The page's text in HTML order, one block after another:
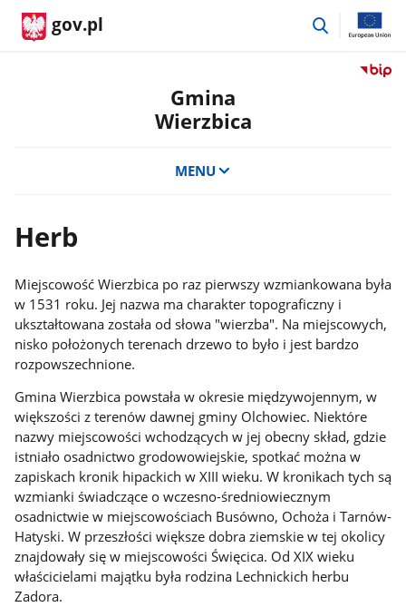
gov.pl
przejdź
Przejdź
Gmina
Wierzbica
MENU
Herb
Miejscowość Wierzbica po raz pierwszy wzmiankowana była
w 1531 roku. Jej nazwa ma charakter topograficzny i
ukształtowana została od słowa "wierzba". Na miejscowych,
nisko położonych terenach drzewo to było i jest bardzo
rozpowszechnione.
Gmina Wierzbica powstała w okresie międzywojennym, w
większości z terenów dawnej gminy Olchowiec. Niektóre
nazwy miejscowości wchodzących w jej obecny skład, gdzie
istniało osadnictwo grodowowiejskie, spotkać można w
zapiskach kronik hipackich w XIII wieku. W kronikach tych są
wzmianki świadczące o wczesno-średniowiecznym
osadnictwie w miejscowościach Busówno, Ochoża i Tarnów-
Hatyski. W przeszłości większe dobra ziemskie w tej okolicy
znajdowały się w miejscowości Święcica. Od XIX wieku
właścicielami majątku była rodzina Lechnickich herbu
Zadora.